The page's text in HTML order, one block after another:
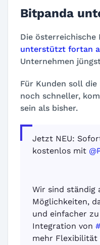
Bitpanda
Die österreichische
unterstützt fortan
Unternehmen
Für Kunden soll die
noch schneller,
sein als bisher.
Jetzt NEU:
kostenlos mit
Wir sind ständig
Möglichkeiten,
und einfacher
Integration von
mehr Flexibilität